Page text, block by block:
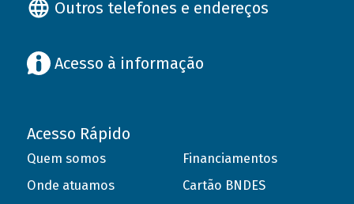
Outros telefones e endereços
Acesso à informação
Acesso Rápido
Quem somos
Onde atuamos
Financiamentos
Cartão BNDES